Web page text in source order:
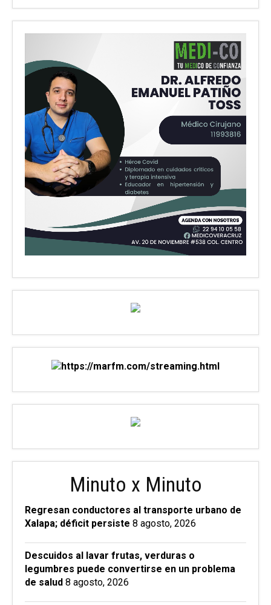
Minuto x Minuto
Regresan conductores al transporte urbano de
Xalapa; déficit persiste 8 agosto, 2026
Descuidos al lavar frutas, verduras o
legumbres puede convertirse en un problema
de salud 8 agosto, 2026